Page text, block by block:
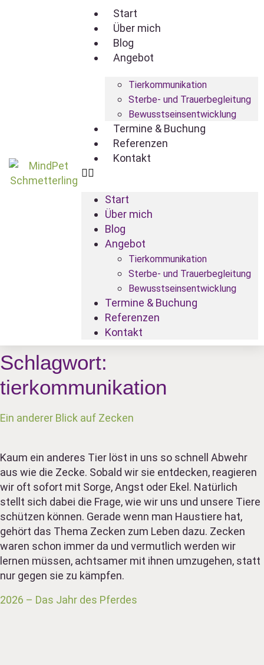
Start
Über mich
Blog
Angebot
Tierkommunikation
Sterbe- und Trauerbegleitung
Bewusstseinsentwicklung
Termine & Buchung
Referenzen
Kontakt
Start
Über mich
Blog
Angebot
Tierkommunikation
Sterbe- und Trauerbegleitung
Bewusstseinsentwicklung
Termine & Buchung
Referenzen
Kontakt
Schlagwort:
tierkommunikation
Ein anderer Blick auf Zecken
Kaum ein anderes Tier löst in uns so schnell Abwehr
aus wie die Zecke. Sobald wir sie entdecken, reagieren
wir oft sofort mit Sorge, Angst oder Ekel. Natürlich
stellt sich dabei die Frage, wie wir uns und unsere Tiere
schützen können. Gerade wenn man Haustiere hat,
gehört das Thema Zecken zum Leben dazu. Zecken
waren schon immer da und vermutlich werden wir
lernen müssen, achtsamer mit ihnen umzugehen, statt
nur gegen sie zu kämpfen.
2026 – Das Jahr des Pferdes